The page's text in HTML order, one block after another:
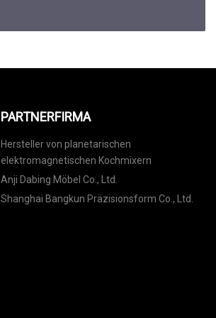
PARTNERFIRMA
Hersteller von planetarischen
elektromagnetischen Kochmixern
Anji Dabing Möbel Co., Ltd.
Shanghai Bangkun Präzisionsform Co., Ltd.